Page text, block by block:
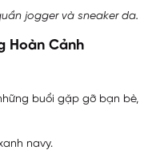
jogger và sneaker da.
Hoàn Cảnh
buổi gặp gỡ bạn bè,
navy.